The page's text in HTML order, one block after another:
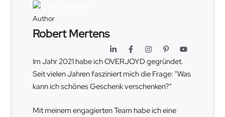
Author
Robert Mertens
Im Jahr 2021 habe ich OVERJOYD gegründet.
Seit vielen Jahren fasziniert mich die Frage: "Was
kann ich schönes Geschenk verschenken?"
Mit meinem engagierten Team habe ich eine